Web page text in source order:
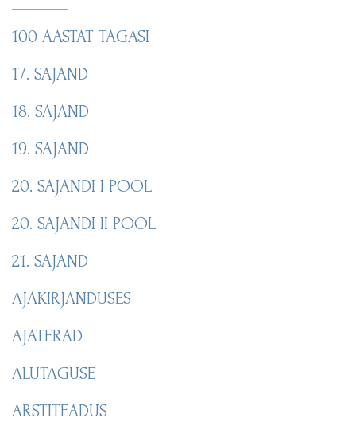
100 AASTAT TAGASI
17. SAJAND
18. SAJAND
19. SAJAND
20. SAJANDI I POOL
20. SAJANDI II POOL
21. SAJAND
AJAKIRJANDUSES
AJATERAD
ALUTAGUSE
ARSTITEADUS